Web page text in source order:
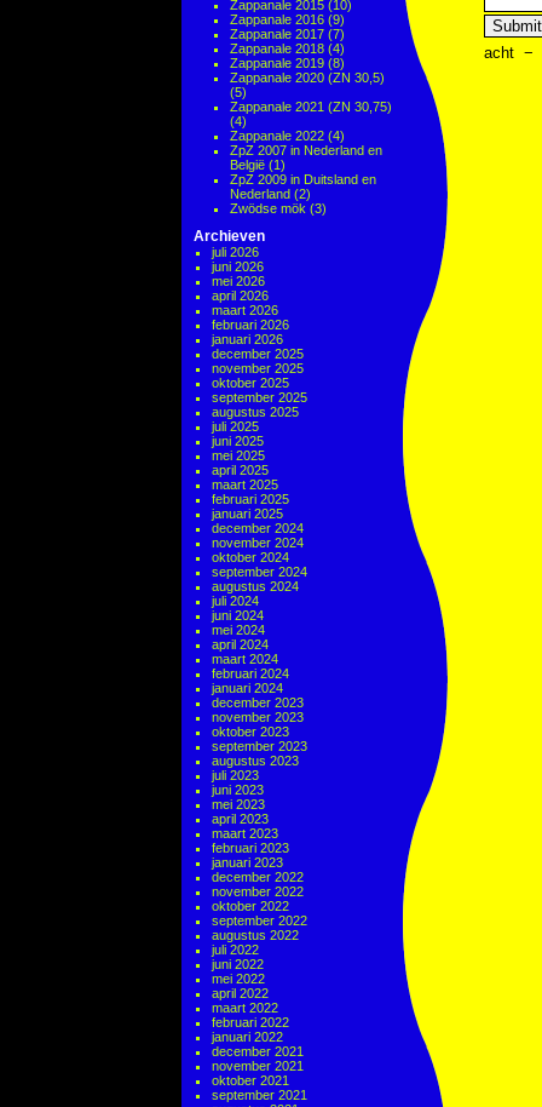
Zappanale 2015 (10)
Zappanale 2016 (9)
Zappanale 2017 (7)
Zappanale 2018 (4)
Zappanale 2019 (8)
Zappanale 2020 (ZN 30,5)
(5)
Zappanale 2021 (ZN 30,75)
(4)
Zappanale 2022 (4)
ZpZ 2007 in Nederland en
België (1)
ZpZ 2009 in Duitsland en
Nederland (2)
Zwödse mök (3)
Archieven
juli 2026
juni 2026
mei 2026
april 2026
maart 2026
februari 2026
januari 2026
december 2025
november 2025
oktober 2025
september 2025
augustus 2025
juli 2025
juni 2025
mei 2025
april 2025
maart 2025
februari 2025
januari 2025
december 2024
november 2024
oktober 2024
september 2024
augustus 2024
juli 2024
juni 2024
mei 2024
april 2024
maart 2024
februari 2024
januari 2024
december 2023
november 2023
oktober 2023
september 2023
augustus 2023
juli 2023
juni 2023
mei 2023
april 2023
maart 2023
februari 2023
januari 2023
december 2022
november 2022
oktober 2022
september 2022
augustus 2022
juli 2022
juni 2022
mei 2022
april 2022
maart 2022
februari 2022
januari 2022
december 2021
november 2021
oktober 2021
september 2021
acht −